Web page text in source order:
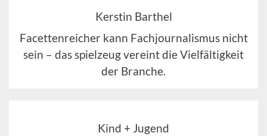
Kerstin Barthel
Facettenreicher kann Fachjournalismus nicht
sein – das spielzeug vereint die Vielfältigkeit
der Branche.
Kind + Jugend